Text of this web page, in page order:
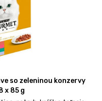
so zeleninou konzervy
x 85 g